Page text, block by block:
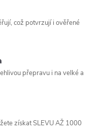
což potvrzují i ověřené
přepravu i na velké a
získat SLEVU AŽ 1000